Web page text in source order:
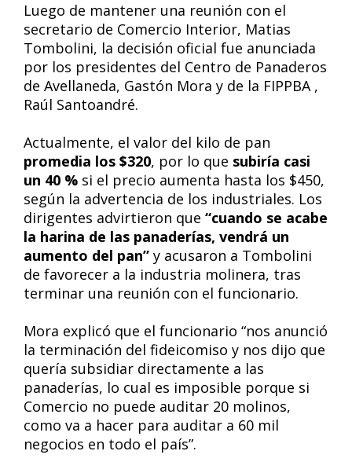
Luego de mantener una reunión con el
secretario de Comercio Interior, Matias
Tombolini, la decisión oficial fue anunciada
por los presidentes del Centro de Panaderos
de Avellaneda, Gastón Mora y de la FIPPBA ,
Raúl Santoandré.
Actualmente, el valor del kilo de pan
promedia los $320, por lo que subiría casi
un 40 % si el precio aumenta hasta los $450,
según la advertencia de los industriales. Los
dirigentes advirtieron que “cuando se acabe
la harina de las panaderías, vendrá un
aumento del pan” y acusaron a Tombolini
de favorecer a la industria molinera, tras
terminar una reunión con el funcionario.
Mora explicó que el funcionario “nos anunció
la terminación del fideicomiso y nos dijo que
quería subsidiar directamente a las
panaderías, lo cual es imposible porque si
Comercio no puede auditar 20 molinos,
como va a hacer para auditar a 60 mil
negocios en todo el país”.